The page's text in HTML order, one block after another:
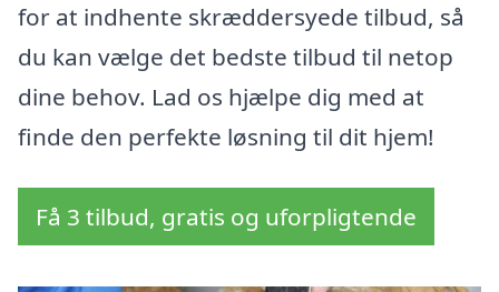
for at indhente skræddersyede tilbud, så
du kan vælge det bedste tilbud til netop
dine behov. Lad os hjælpe dig med at
finde den perfekte løsning til dit hjem!
Få 3 tilbud, gratis og uforpligtende